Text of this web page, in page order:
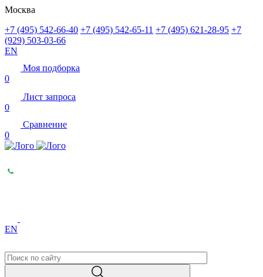
Москва
+7 (495) 542-66-40 +7 (495) 542-65-11 +7 (495) 621-28-95 +7
(929) 503-03-66
EN
Моя подборка
0
Лист запроса
0
Сравнение
0
EN